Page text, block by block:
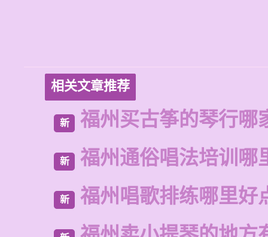
相关文章推荐
新 福州买古筝的琴行哪
新 福州通俗唱法培训哪
新 福州唱歌排练哪里好